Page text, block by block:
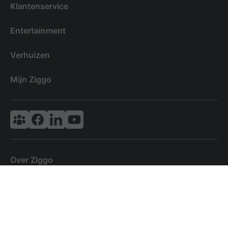
Klantenservice
Entertainment
Verhuizen
Mijn Ziggo
Vodafone & Ziggo Community
Ziggo Facebook
VodafoneZiggo LinkedIn
Ziggo YouTube
Over Ziggo